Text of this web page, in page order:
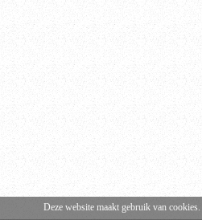
Deze website maakt gebruik van cookies.